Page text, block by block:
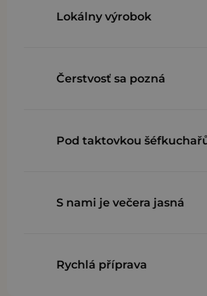
Lokálny výrobok
Čerstvosť sa pozná
Pod taktovkou
S nami je večera jasná
Rychlá příprava